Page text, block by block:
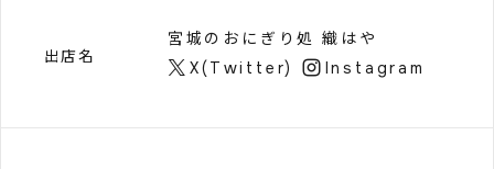
出店名
宮城のおにぎり処 織はや
X(Twitter) Instagram